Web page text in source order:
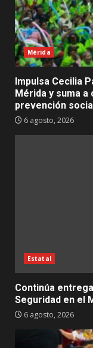
Mérida
Impulsa Cecilia
Mérida y suma
prevención
6 agosto, 2026
Estatal
Continúa
Seguridad en el
6 agosto, 2026